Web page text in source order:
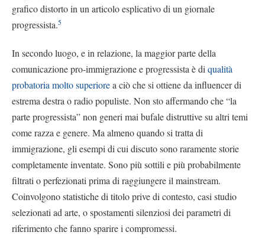
grafico distorto in un articolo esplicativo di un giornale
progressista.5
In secondo luogo, e in relazione, la maggior parte della
comunicazione pro-immigrazione e progressista è di qualità
probatoria molto superiorea ciò che si ottiene da influencer di
estrema destra o radio populiste. Non sto affermando che “la
parte progressista” non generi mai bufale distruttive su altri temi
come razza e genere. Ma almeno quando si tratta di
immigrazione, gli esempi di cui discuto sono raramente storie
completamente inventate. Sono più sottili e più probabilmente
filtrati o perfezionati prima di raggiungere il mainstream.
Coinvolgono statistiche di titolo prive di contesto, casi studio
selezionati ad arte, o spostamenti silenziosi dei parametri di
riferimento che fanno sparire i compromessi.